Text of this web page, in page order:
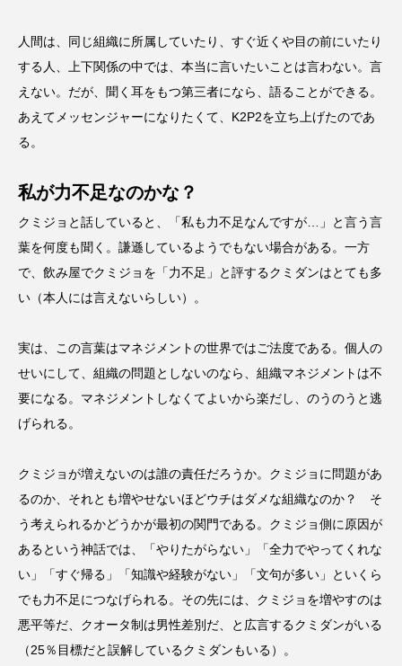
人間は、同じ組織に所属していたり、すぐ近くや目の前にいたり
する人、上下関係の中では、本当に言いたいことは言わない。言
えない。だが、聞く耳をもつ第三者になら、語ることができる。
あえてメッセンジャーになりたくて、K2P2を立ち上げたのであ
る。
私が力不足なのかな？
クミジョと話していると、「私も力不足なんですが…」と言う言
葉を何度も聞く。謙遜しているようでもない場合がある。一方
で、飲み屋でクミジョを「力不足」と評するクミダンはとても多
い（本人には言えないらしい）。
実は、この言葉はマネジメントの世界ではご法度である。個人の
せいにして、組織の問題としないのなら、組織マネジメントは不
要になる。マネジメントしなくてよいから楽だし、のうのうと逃
げられる。
クミジョが増えないのは誰の責任だろうか。クミジョに問題があ
るのか、それとも増やせないほどウチはダメな組織なのか？ そ
う考えられるかどうかが最初の関門である。クミジョ側に原因が
あるという神話では、「やりたがらない」「全力でやってくれな
い」「すぐ帰る」「知識や経験がない」「文句が多い」といくら
でも力不足につなげられる。その先には、クミジョを増やすのは
悪平等だ、クオータ制は男性差別だ、と広言するクミダンがいる
（25％目標だと誤解しているクミダンもいる）。